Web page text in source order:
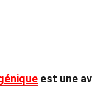
est une